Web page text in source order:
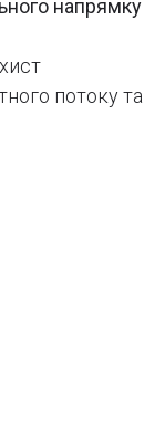
напрямку
потоку та